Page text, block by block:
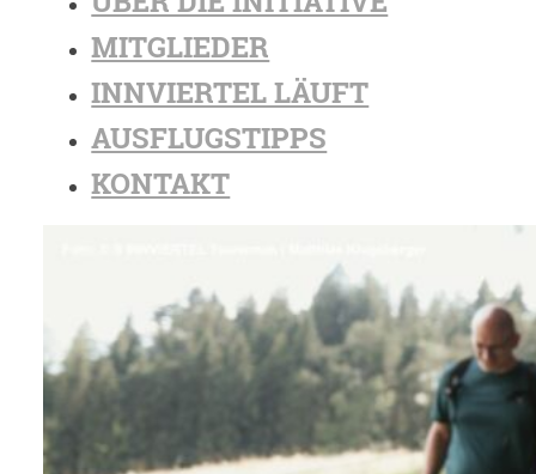
MITGLIEDER
INNVIERTEL LÄUFT
AUSFLUGSTIPPS
KONTAKT